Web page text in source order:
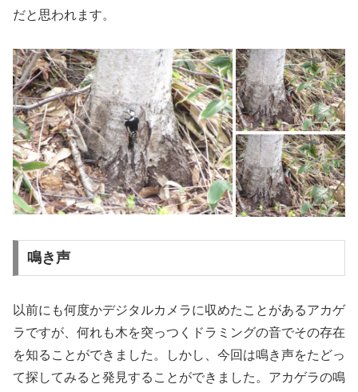
だと思われます。
鳴き声
以前にも何度かデジタルカメラに収めたことがあるアカゲ
ラですが、何れも木を突っつくドラミングの音でその存在
を知ることができました。しかし、今回は鳴き声をたどっ
て探してみると発見することができました。アカゲラの鳴